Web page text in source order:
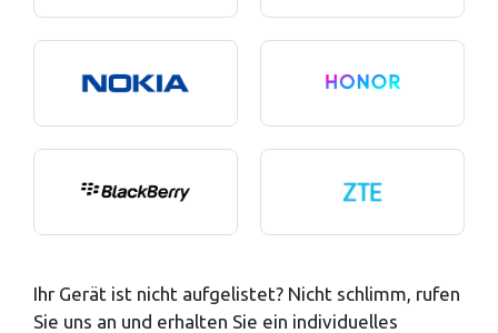
Ihr Gerät ist nicht aufgelistet? Nicht schlimm, rufen
Sie uns an und erhalten Sie ein individuelles